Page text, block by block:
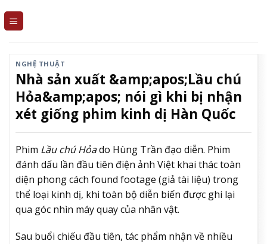
NGHỆ THUẬT
Nhà sản xuất &amp;apos;Lầu chú
Hỏa&amp;apos; nói gì khi bị nhận
xét giống phim kinh dị Hàn Quốc
Phim Lầu chú Hỏado Hùng Trần đạo diễn. Phim
đánh dấu lần đầu tiên điện ảnh Việt khai thác toàn
diện phong cách found footage (giả tài liệu) trong
thể loại kinh dị, khi toàn bộ diễn biến được ghi lại
qua góc nhìn máy quay của nhân vật.
Sau buổi chiếu đầu tiên, tác phẩm nhận về nhiều